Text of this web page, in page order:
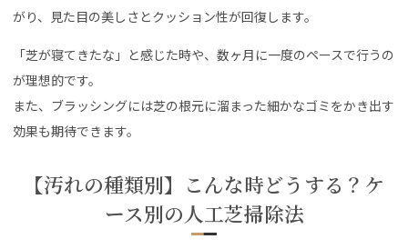
がり、見た目の美しさとクッション性が回復します。
「芝が寝てきたな」と感じた時や、数ヶ月に一度のペースで行うの
が理想的です。
また、ブラッシングには芝の根元に溜まった細かなゴミをかき出す
効果も期待できます。
【汚れの種類別】こんな時どうする？ケ
ース別の人工芝掃除法